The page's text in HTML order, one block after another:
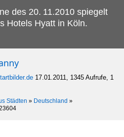
des 20. 11.2010 spiegelt
Hotels Hyatt in Köln.
17.01.2011, 1345 Aufrufe, 1
Städten » Deutschland »
23604